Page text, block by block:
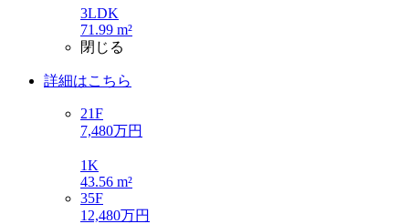
3LDK
71.99 m²
閉じる
詳細はこちら
21F
7,480万円
1K
43.56 m²
35F
12,480万円